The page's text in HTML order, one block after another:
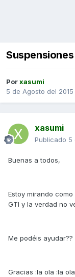
Suspensiones
Porxasumi
5 de Agosto del 2015
xasumi
Publicado 5
Buenas a todos,
Estoy mirando
GTI y la verdad no
Me podéis ayudar??
Gracias :la ola :la